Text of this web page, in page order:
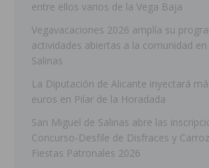
entre ellos varios de la Vega Baja
Vegavacaciones 2026 amplía su
actividades abiertas a la comunidad
Salinas
La Diputación de Alicante inyectará
euros en Pilar de la Horadada
San Miguel de Salinas abre las
Concurso-Desfile de Disfraces y
Fiestas Patronales 2026